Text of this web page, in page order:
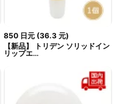
850 日元 (36.3 元)
【新品】 トリデン ソリッドイン
リップエ...